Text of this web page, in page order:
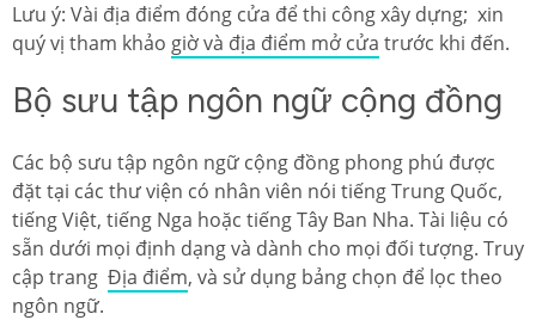
Lưu ý: Vài địa điểm đóng cửa để thi công xây dựng; xin
quý vị tham khảo giờ và địa điểm mở cửa trước khi đến.
Bộ sưu tập ngôn ngữ cộng đồng
Các bộ sưu tập ngôn ngữ cộng đồng phong phú được
đặt tại các thư viện có nhân viên nói tiếng Trung Quốc,
tiếng Việt, tiếng Nga hoặc tiếng Tây Ban Nha. Tài liệu có
sẵn dưới mọi định dạng và dành cho mọi đối tượng. Truy
cập trang Địa điểm, và sử dụng bảng chọn để lọc theo
ngôn ngữ.